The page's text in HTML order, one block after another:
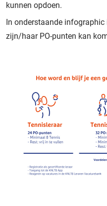
kunnen opdoen.
In onderstaande
zijn/haar PO-punten kan